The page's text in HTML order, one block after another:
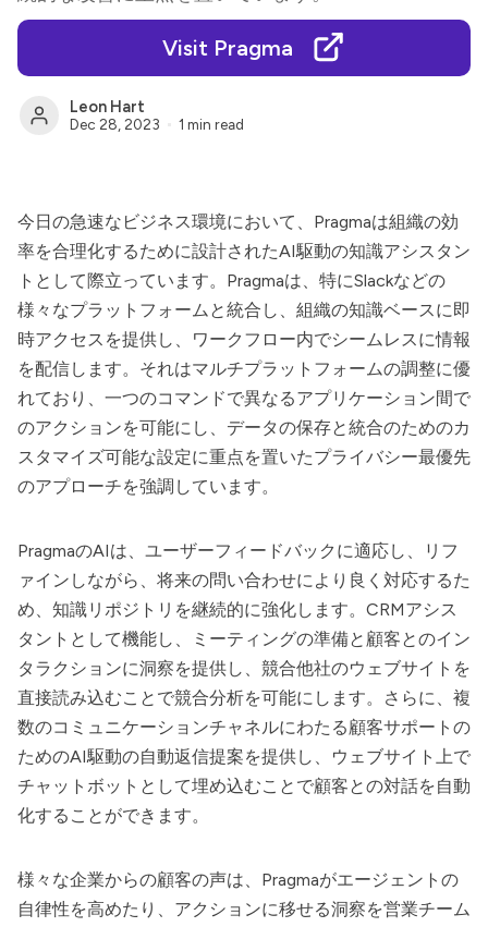
Visit Pragma
Leon Hart
Dec 28, 2023 1 min read
今日の急速なビジネス環境において、 Pragmaは組織の効
率を合理化するために設計されたAI駆動の知識アシスタン
トとして際立っています。 Pragmaは、特にSlackなどの
様々なプラットフォームと統合し、組織の知識ベースに即
時アクセスを提供し、ワークフロー内でシームレスに情報
を配信します。それはマルチプラットフォームの調整に優
れており、一つのコマンドで異なるアプリケーション間で
のアクションを可能にし、データの保存と統合のためのカ
スタマイズ可能な設定に重点を置いたプライバシー最優先
のアプローチを強調しています。
PragmaのAIは、ユーザーフィードバックに適応し、リフ
ァインしながら、将来の問い合わせにより良く対応するた
め、知識リポジトリを継続的に強化します。CRMアシス
タントとして機能し、ミーティングの準備と顧客とのイン
タラクションに洞察を提供し、競合他社のウェブサイトを
直接読み込むことで競合分析を可能にします。さらに、複
数のコミュニケーションチャネルにわたる顧客サポートの
ためのAI駆動の自動返信提案を提供し、ウェブサイト上で
チャットボットとして埋め込むことで顧客との対話を自動
化することができます。
様々な企業からの顧客の声は、 Pragmaがエージェントの
自律性を高めたり、アクションに移せる洞察を営業チーム